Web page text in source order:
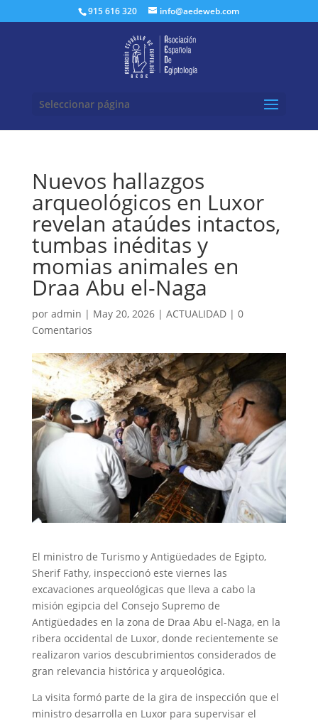
915 616 320 info@aedeweb.com
Seleccionar página
Nuevos hallazgos
arqueológicos en Luxor
revelan ataúdes intactos,
tumbas inéditas y
momias animales en
Draa Abu el-Naga
por admin | May 20, 2026| ACTUALIDAD| 0
Comentarios
El ministro de Turismo y Antigüedades de Egipto,
Sherif Fathy, inspeccionó este viernes las
excavaciones arqueológicas que lleva a cabo la
misión egipcia del Consejo Supremo de
Antigüedades en la zona de Draa Abu el-Naga, en la
ribera occidental de Luxor, donde recientemente se
realizaron varios descubrimientos considerados de
gran relevancia histórica y arqueológica.
La visita formó parte de la gira de inspección que el
ministro desarrolla en Luxor para supervisar el